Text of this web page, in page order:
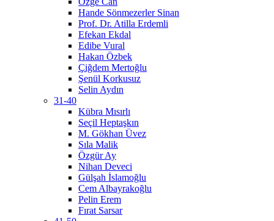
Hande Sönmezerler Sinan
Prof. Dr. Atilla Erdemli
Efekan Ekdal
Edibe Vural
Hakan Özbek
Çiğdem Mertoğlu
Şenül Korkusuz
Selin Aydın
31-40
Kübra Mısırlı
Seçil Heptaşkın
M. Gökhan Üvez
Sıla Malik
Özgür Ay
Nihan Deveci
Gülşah İslamoğlu
Cem Albayrakoğlu
Pelin Erem
Fırat Sarsar